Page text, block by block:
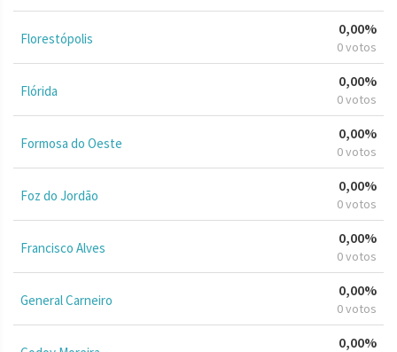
Florestópolis
0,00%
0 votos
Flórida
0,00%
0 votos
Formosa do Oeste
0,00%
0 votos
Foz do Jordão
0,00%
0 votos
Francisco Alves
0,00%
0 votos
General Carneiro
0,00%
0 votos
0,00%